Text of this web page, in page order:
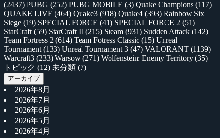
(2437) PUBG (252) PUBG MOBILE (3) Quake Champions (117)
QUAKE LIVE (464) Quake3 (918) Quake4 (393) Rainbow Six
Siege (19) SPECIAL FORCE (41) SPECIAL FORCE 2 (51)
StarCraft (59) StarCraft II (215) Steam (931) Sudden Attack (142)
Team Fortress 2 (614) Team Fotress Classic (15) Unreal
Tournament (133) Unreal Tournament 3 (47) VALORANT (1139)
Warcraft3 (233) Warsow (271) Wolfenstein: Enemy Territory (35)
トピック (12) 未分類 (7)
アーカイブ
2026年8月
2026年7月
2026年6月
2026年5月
2026年4月